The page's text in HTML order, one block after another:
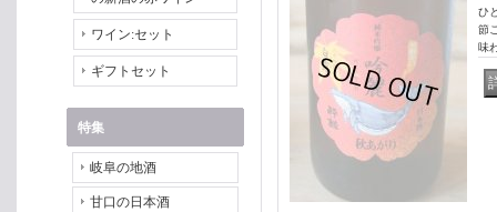
ワイン:セット
ギフトセット
特集
岐阜の地酒
甘口の日本酒
ひ
節
味